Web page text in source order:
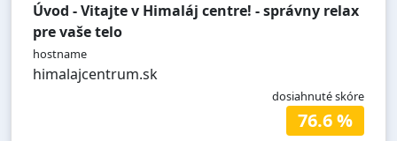
Úvod - Vitajte v Himaláj centre! - správny relax
pre vaše telo
hostname
himalajcentrum.sk
dosiahnuté skóre
76.6 %